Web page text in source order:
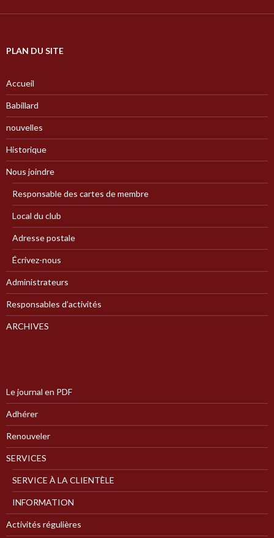
PLAN DU SITE
Accueil
Babillard
nouvelles
Historique
Nous joindre
Responsable des cartes de membre
Local du club
Adresse postale
Écrivez-nous
Administrateurs
Responsables d’activités
ARCHIVES
Le journal en PDF
Adhérer
Renouveler
SERVICES
SERVICE À LA CLIENTÈLE
INFORMATION
Activités régulières